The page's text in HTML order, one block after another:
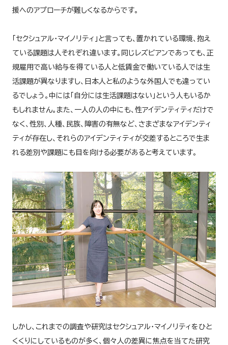
援へのアプローチが難しくなるからです。
「セクシュアル・マイノリティ」と言っても、置かれている環境、抱え
ている課題は人それぞれ違います。同じレズビアンであっても、正
規雇用で高い給与を得ている人と低賃金で働いている人では生
活課題が異なりますし、日本人と私のような外国人でも違ってい
るでしょう。中には「自分には生活課題はない」という人もいるか
もしれません。また、一人の人の中にも、性アイデンティティだけで
なく、性別、人種、民族、障害の有無など、さまざまなアイデンティ
ティが存在し、それらのアイデンティティが交差するところで生ま
れる差別や課題にも目を向ける必要があると考えています。
しかし、これまでの調査や研究はセクシュアル・マイノリティをひと
くくりにしているものが多く、個々人の差異に焦点を当てた研究